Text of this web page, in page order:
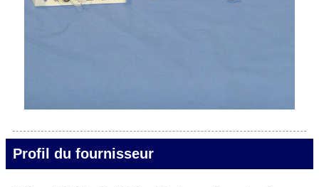
Profil du fournisseur